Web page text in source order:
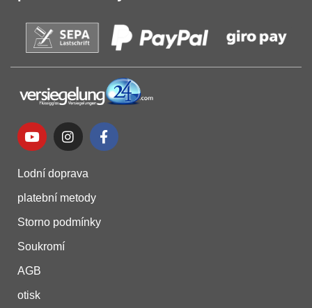
Lodní doprava
platební metody
Storno podmínky
Soukromí
AGB
otisk